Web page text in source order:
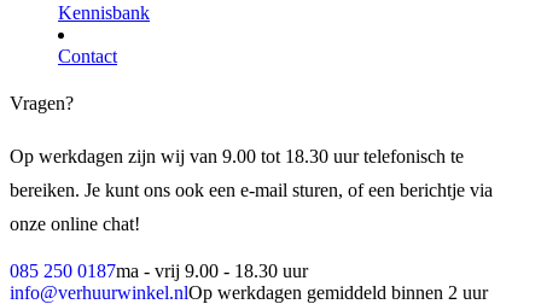
Kennisbank
Contact
Vragen?
Op werkdagen zijn wij van 9.00 tot 18.30 uur telefonisch te
bereiken. Je kunt ons ook een e-mail sturen, of een berichtje via
onze online chat!
085 250 0187ma - vrij 9.00 - 18.30 uur
info@verhuurwinkel.nlOp werkdagen gemiddeld binnen 2 uur